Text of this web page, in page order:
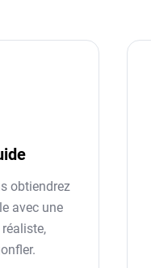
obtiendrez
avec une